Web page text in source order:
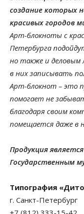
создание которых
красивых городов
Арт-блокноты с
Петербурга
но также и деловым
в них записывать
Арт-блокнот – это
помогает не
благодаря своим
помещается даже в
Продукция
Государственным
Типография
г. Санкт-Петербург